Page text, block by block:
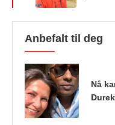
Anbefalt til deg
Nå